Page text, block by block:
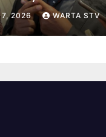
TAK CEPAT
7, 2026 WARTA STV